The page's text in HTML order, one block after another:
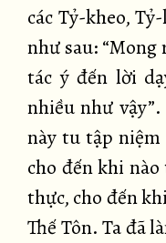
các Tỷ-kheo,
như sau: “Mong
tác ý đến lời
nhiều như
này tu tập niệm
cho đến khi
thực, cho đến
Thế Tôn. Ta đã